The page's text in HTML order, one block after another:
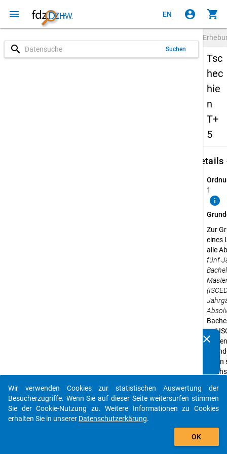
menu EN account_circle shopping_cart
search Suchen
Tsc
hec
hie
n
T+
5
Details
1
info
Zur
eines
alle
fünf
auf
die
clear
auto_stories
add_shopping_cart
Wir verwenden Cookies zur statistischen Auswertung der
Besucherzugriffe. Wenn Sie auf dieser Seite weitersurfen stimmen
Sie der Cookie-Nutzung zu. Weitere Informationen zu Cookies
erhalten Sie in unserer Datenschutzerkärung.
OK